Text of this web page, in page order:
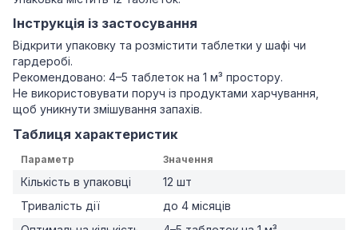
Інструкція із застосування
Відкрити упаковку та розмістити таблетки у шафі чи
гардеробі.
Рекомендовано: 4–5 таблеток на 1 м³ простору.
Не використовувати поруч із продуктами харчування,
щоб уникнути змішування запахів.
Таблиця характеристик
Параметр Значення
Кількість в упаковці
12 шт
Тривалість дії
до 4 місяців